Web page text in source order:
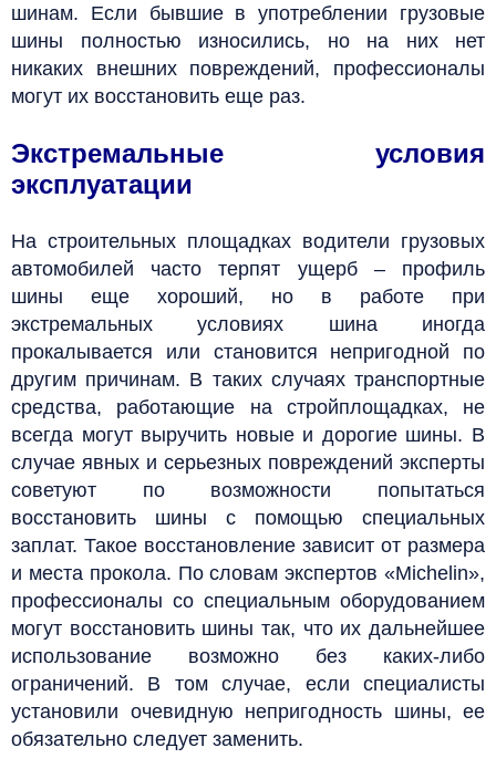
шинам. Если бывшие в употреблении грузовые
шины полностью износились, но на них нет
никаких внешних повреждений, профессионалы
могут их восстановить еще раз.
Экстремальные условия
эксплуатации
На строительных площадках водители грузовых
автомобилей часто терпят ущерб – профиль
шины еще хороший, но в работе при
экстремальных условиях шина иногда
прокалывается или становится непригодной по
другим причинам. В таких случаях транспортные
средства, работающие на стройплощадках, не
всегда могут выручить новые и дорогие шины. В
случае явных и серьезных повреждений эксперты
советуют по возможности попытаться
восстановить шины с помощью специальных
заплат. Такое восстановление зависит от размера
и места прокола. По словам экспертов «Michelin»,
профессионалы со специальным оборудованием
могут восстановить шины так, что их дальнейшее
использование возможно без каких-либо
ограничений. В том случае, если специалисты
установили очевидную непригодность шины, ее
обязательно следует заменить.